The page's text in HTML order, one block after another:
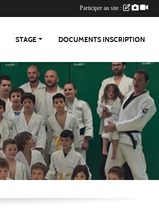
STAGE DOCUMENTS INSCRIPTION
Participer au site :